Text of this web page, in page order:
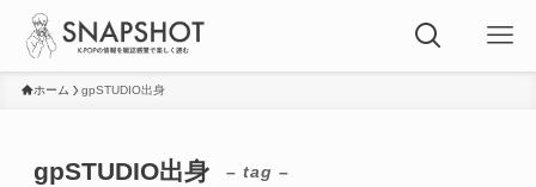
ホーム gpSTUDIO出身
gpSTUDIO出身 – tag –